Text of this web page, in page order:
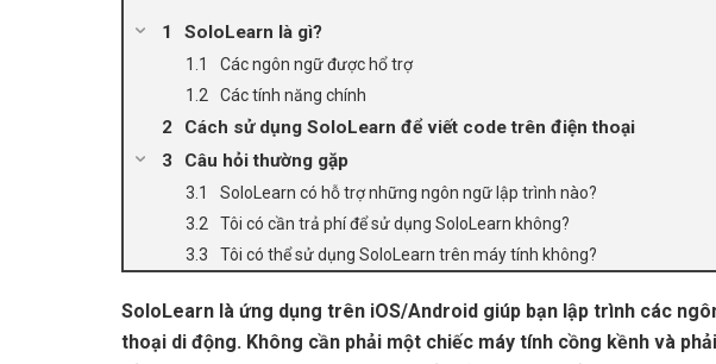
SoloLearn là gì?
Các ngôn ngữ được hổ trợ
Các tính năng chính
Cách sử dụng SoloLearn để viết code trên điện thoại
Câu hỏi thường gặp
SoloLearn có hỗ trợ những ngôn ngữ lập trình nào?
Tôi có cần trả phí để sử dụng SoloLearn không?
Tôi có thể sử dụng SoloLearn trên máy tính không?
SoloLearn là ứng dụng trên iOS/Android giúp bạn lập trình các
thoại di động. Không cần phải một chiếc máy tính cồng kềnh và